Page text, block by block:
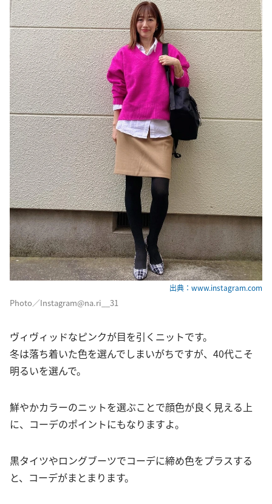
出典：www.instagram.com
Photo／Instagram@na.ri__31
ヴィヴィッドなピンクが目を引くニットです。
冬は落ち着いた色を選んでしまいがちですが、40代こそ
明るいを選んで。
鮮やかカラーのニットを選ぶことで顔色が良く見える上
に、コーデのポイントにもなりますよ。
黒タイツやロングブーツでコーデに締め色をプラスする
と、コーデがまとまります。